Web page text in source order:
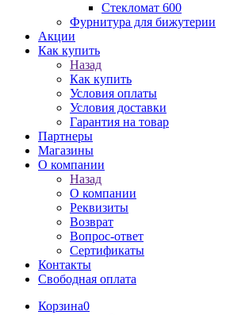
Стекломат 600
Фурнитура для бижутерии
Акции
Как купить
Назад
Как купить
Условия оплаты
Условия доставки
Гарантия на товар
Партнеры
Магазины
О компании
Назад
О компании
Реквизиты
Возврат
Вопрос-ответ
Сертификаты
Контакты
Свободная оплата
Корзина0